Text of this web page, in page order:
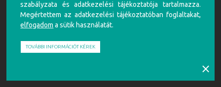
Írj nekünk! Játékosvédelem Részvételi szabályzat Adatkezelési Szabályzat Impresszum
Partnerünk:
szabályzata és adatkezelési tájékoztatója tartalmazza.
Megértettem az adatkezelési tájékoztatóban foglaltakat,
elfogadom a sütik használatát.
TOVÁBBI INFORMÁCIÓT KÉREK
⨯